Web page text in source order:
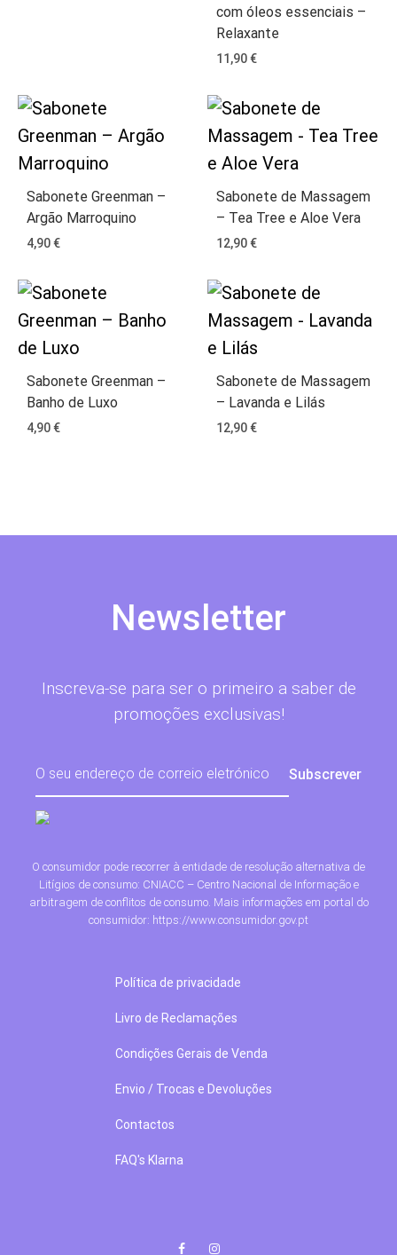
com óleos essenciais –
Relaxante
11,90€
Sabonete Greenman –
Argão Marroquino
4,90€
Sabonete de Massagem
– Tea Tree e Aloe Vera
12,90€
Sabonete Greenman –
Banho de Luxo
4,90€
Sabonete de Massagem
– Lavanda e Lilás
12,90€
Newsletter
Inscreva-se para ser o primeiro a saber de
promoções exclusivas!
O consumidor pode recorrer à entidade de resolução alternativa de
Litígios de consumo: CNIACC – Centro Nacional de Informação e
arbitragem de conflitos de consumo. Mais informações em portal do
consumidor: https://www.consumidor.gov.pt
Política de privacidade
Livro de Reclamações
Condições Gerais de Venda
Envio / Trocas e Devoluções
Contactos
FAQ's Klarna
FacebookInstagram